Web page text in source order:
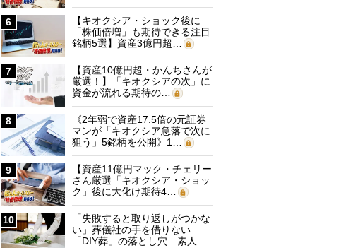
6
【キオクシア・ショック後に
「株価倍増」も期待できる注目
銘柄5選】資産3億円超…
7
【資産10億円超・かんちさんが
厳選！】「キオクシアの次」に
資金が流れる期待の…
8
《2年弱で資産17.5倍の元証券
マンが「キオクシア急落で次に
狙う」5銘柄を公開》1…
9
【資産11億円マック・チェリー
さん厳選「キオクシア・ショッ
ク」後に大化け期待4…
10
「失敗すると取り返しがつかな
い」葬儀社の手を借りない
「DIY葬」の落とし穴 素人